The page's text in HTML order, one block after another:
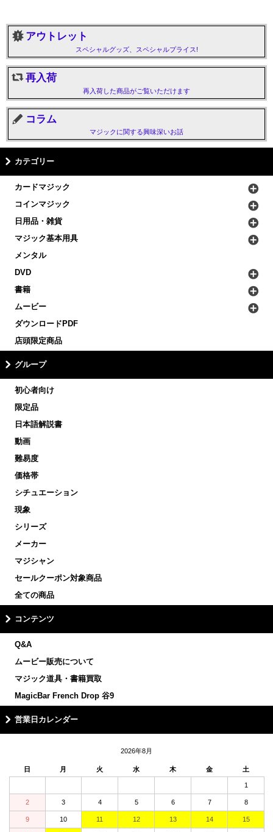
アウトレット
スペシャルグッズ、スペシャルプライス!
再入荷
再入荷した商品がご覧いただけます
コラム
マジックに関する興味深いお話
カテゴリー
カードマジック
コインマジック
日用品・雑貨
マジック基本用具
メンタル
DVD
書籍
ムービー
ダウンロードPDF
店頭限定商品
グループ
初心者向け
限定品
日本語解説書
動画
難易度
価格帯
シチュエーション
現象
シリーズ
メーカー
マジシャン
セールクーポン対象商品
全ての商品
コンテンツ
Q&A
ムービー販売について
マジック道具・書籍買取
MagicBar French Drop 谷9
営業日カレンダー
2026年8月
日 月 火 水 木 金 土
1
2 3 4 5 6 7 8
9 10 11 12 13 14 15